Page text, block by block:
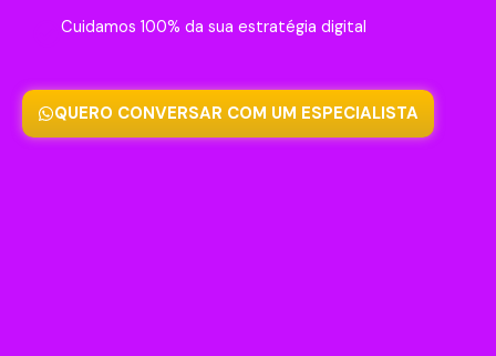
Cuidamos 100% da sua estratégia digital
QUERO CONVERSAR COM UM ESPECIALISTA